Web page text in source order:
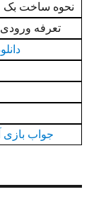
نحوه ساخت بک
تعرفه ورودی
جواب بازی آمیرزا